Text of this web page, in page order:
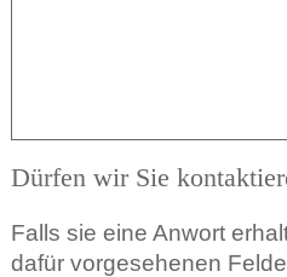
Dürfen wir Sie
Falls sie eine Anwort
dafür vorgesehenen